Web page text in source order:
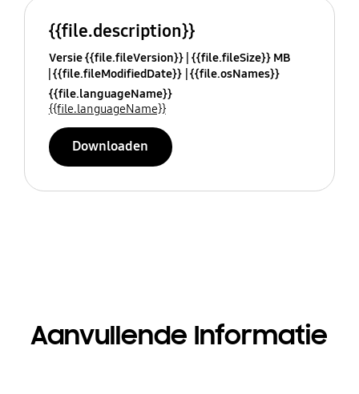
{{file.description}}
Versie {{file.fileVersion}} {{file.fileSize}} MB
{{file.fileModifiedDate}} {{file.osNames}}
{{file.languageName}}
{{file.languageName}}
Downloaden
Aanvullende Informatie